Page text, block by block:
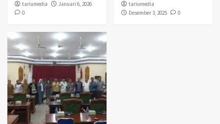
tariumedia
Januari 6, 2026
0
tariumedia
Desember 3, 2025
0